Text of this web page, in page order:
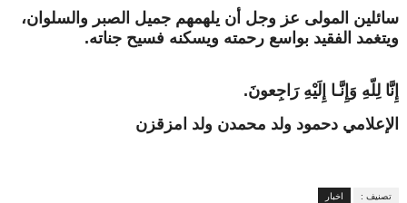
سائلين المولى عز وجل أن يلهمهم جميل الصبر والسلوان،
ويتغمد الفقيد بواسع رحمته ويسكنه فسيح جناته.
إِنَّا لِلّهِ وَإِنَّـا إِلَيْهِ رَاجِعونَ.
الإعلامي دحمود ولد محمدن ولد امزقزن
تصنيف : اخبار